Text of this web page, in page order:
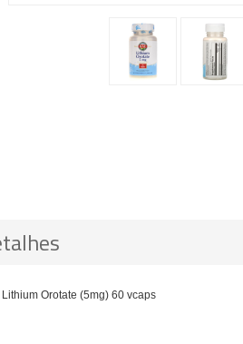
Lithium Orotate (5mg) 60 vcaps